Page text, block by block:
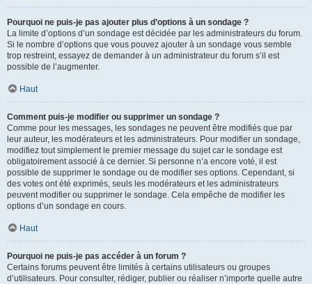
Pourquoi ne puis-je pas ajouter plus d’options à un sondage ?
La limite d’options d’un sondage est décidée par les administrateurs du forum.
Si le nombre d’options que vous pouvez ajouter à un sondage vous semble
trop restreint, essayez de demander à un administrateur du forum s’il est
possible de l’augmenter.
Haut
Comment puis-je modifier ou supprimer un sondage ?
Comme pour les messages, les sondages ne peuvent être modifiés que par
leur auteur, les modérateurs et les administrateurs. Pour modifier un sondage,
modifiez tout simplement le premier message du sujet car le sondage est
obligatoirement associé à ce dernier. Si personne n’a encore voté, il est
possible de supprimer le sondage ou de modifier ses options. Cependant, si
des votes ont été exprimés, seuls les modérateurs et les administrateurs
peuvent modifier ou supprimer le sondage. Cela empêche de modifier les
options d’un sondage en cours.
Haut
Pourquoi ne puis-je pas accéder à un forum ?
Certains forums peuvent être limités à certains utilisateurs ou groupes
d’utilisateurs. Pour consulter, rédiger, publier ou réaliser n’importe quelle autre